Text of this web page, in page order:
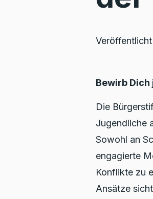
Bewirb
Die
Jugendliche
Sowohl an
engagierte
Konflikte zu
Ansätze